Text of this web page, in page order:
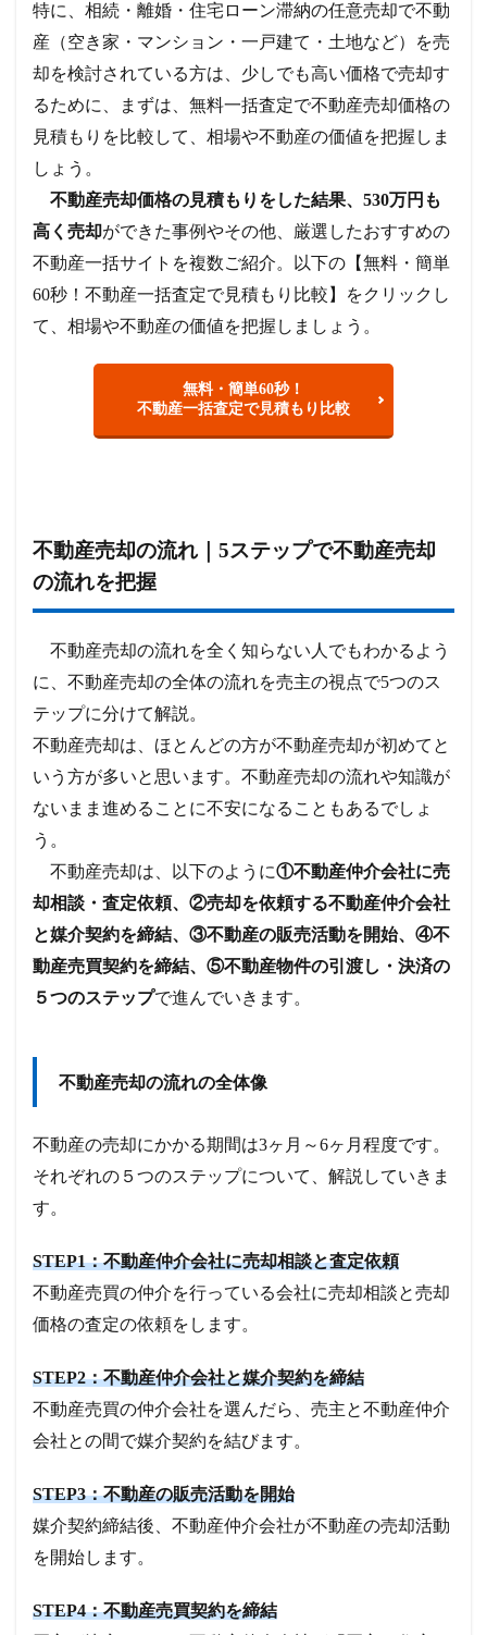
特に、相続・離婚・住宅ローン滞納の任意売却で不動
産（空き家・マンション・一戸建て・土地など）を売
却を検討されている方は、少しでも高い価格で売却す
るために、まずは、無料一括査定で不動産売却価格の
見積もりを比較して、相場や不動産の価値を把握しま
しょう。
不動産売却価格の見積もりをした結果、530万円も
高く売却ができた事例やその他、厳選したおすすめの
不動産一括サイトを複数ご紹介。以下の【無料・簡単
60秒！不動産一括査定で見積もり比較】をクリックし
て、相場や不動産の価値を把握しましょう。
無料・簡単60秒！
不動産一括査定で見積もり比較
不動産売却の流れ｜5ステップで不動産売却
の流れを把握
不動産売却の流れを全く知らない人でもわかるよう
に、不動産売却の全体の流れを売主の視点で5つのス
テップに分けて解説。
不動産売却は、ほとんどの方が不動産売却が初めてと
いう方が多いと思います。不動産売却の流れや知識が
ないまま進めることに不安になることもあるでしょ
う。
不動産売却は、以下のように①不動産仲介会社に売
却相談・査定依頼、②売却を依頼する不動産仲介会社
と媒介契約を締結、③不動産の販売活動を開始、④不
動産売買契約を締結、⑤不動産物件の引渡し・決済の
５つのステップで進んでいきます。
不動産売却の流れの全体像
不動産の売却にかかる期間は3ヶ月～6ヶ月程度です。
それぞれの５つのステップについて、解説していきま
す。
STEP1：不動産仲介会社に売却相談と査定依頼
不動産売買の仲介を行っている会社に売却相談と売却
価格の査定の依頼をします。
STEP2：不動産仲介会社と媒介契約を締結
不動産売買の仲介会社を選んだら、売主と不動産仲介
会社との間で媒介契約を結びます。
STEP3：不動産の販売活動を開始
媒介契約締結後、不動産仲介会社が不動産の売却活動
を開始します。
STEP4：不動産売買契約を締結